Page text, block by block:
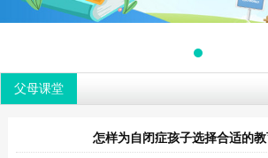
父母课堂
怎样为自闭症孩子选择合适的